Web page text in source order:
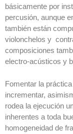
básicamente por
percusión, aunque
también están
violonchelos y
composiciones
electro-acústicos y
Fomentar la
incrementar,
rodea la ejecución
inherentes a toda
homogeneidad de